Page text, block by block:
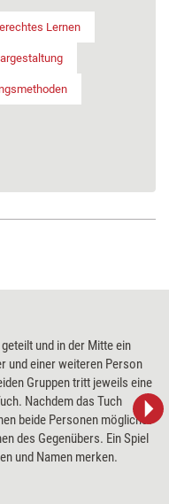
Lernen
und in der Mitte ein
und einer weiteren Person
Gruppen tritt jeweils eine
Nachdem das Tuch
beide Personen möglichst
des Gegenübers. Ein Spiel
und Namen merken.